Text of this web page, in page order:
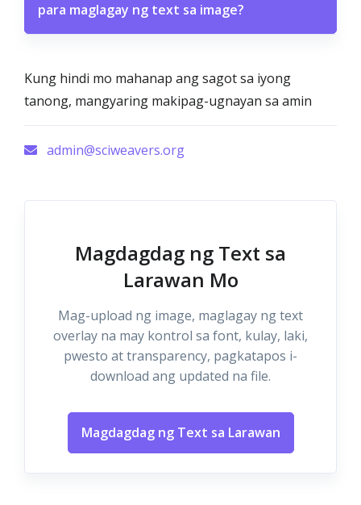
para maglagay ng text sa image?
Kung hindi mo mahanap ang sagot sa iyong
tanong, mangyaring makipag-ugnayan sa amin
admin@sciweavers.org
Magdagdag ng Text sa
Larawan Mo
Mag-upload ng image, maglagay ng text
overlay na may kontrol sa font, kulay, laki,
pwesto at transparency, pagkatapos i-
download ang updated na file.
Magdagdag ng Text sa Larawan